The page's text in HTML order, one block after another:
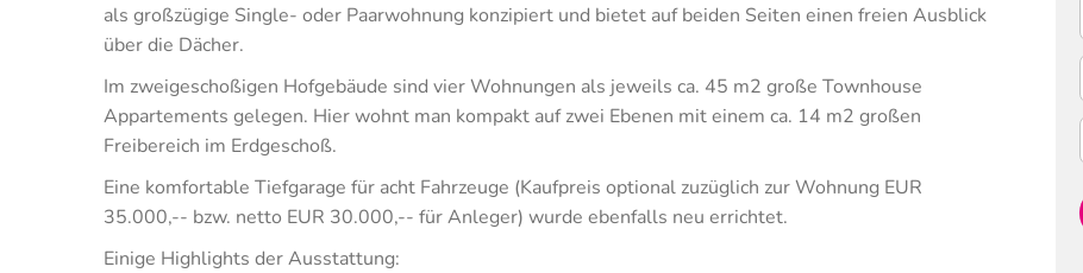
als großzügige Single- oder Paarwohnung konzipiert und bietet auf beiden Seiten einen freien Ausblick
über die Dächer.
Im zweigeschoßigen Hofgebäude sind vier Wohnungen als jeweils ca. 45 m2 große Townhouse
Appartements gelegen. Hier wohnt man kompakt auf zwei Ebenen mit einem ca. 14 m2 großen
Freibereich im Erdgeschoß.
Eine komfortable Tiefgarage für acht Fahrzeuge (Kaufpreis optional zuzüglich zur Wohnung EUR
35.000,-- bzw. netto EUR 30.000,-- für Anleger) wurde ebenfalls neu errichtet.
Einige Highlights der Ausstattung: